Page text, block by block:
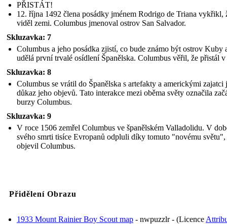
Create your own at Storyboard That
1933 Mount Rainier Boy Scout map (https://www.flickr.com/photos/mvanderbilt/8496141213/) - nwpuzzlr - License:
V roce 1506 zemřel Columbus ve španělském Valladolidu. V době
svého smrti tisíce Evropanů odpluli díky tomuto "novému světu",
který objevil Columbus.
13 Years and 201 Days
PŘISTÁT!
12. října 1492 člena posádky jménem Rodrigo de Triana vykřikl,
viděl zemi. Columbus jmenoval ostrov San Salvador.
Skluzavka: 7
Columbus a jeho posádka zjistí, co bude známo být ostrov Kuby
udělá první trvalé osídlení Španělska. Columbus věřil, že přistál
Skluzavka: 8
Columbus se vrátil do Španělska s artefakty a americkými zajatci
důkaz jeho objevů. Tato interakce mezi oběma světy označila
burzy Columbus.
Skluzavka: 9
V roce 1506 zemřel Columbus ve španělském Valladolidu. V
svého smrti tisíce Evropanů odpluli díky tomuto "novému
objevil Columbus.
Přidělení Obrazu
1933 Mount Rainier Boy Scout map - nwpuzzlr - (Licence